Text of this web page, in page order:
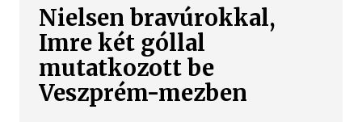
Nielsen bravúrokkal,
Imre két góllal
mutatkozott be
Veszprém-mezben